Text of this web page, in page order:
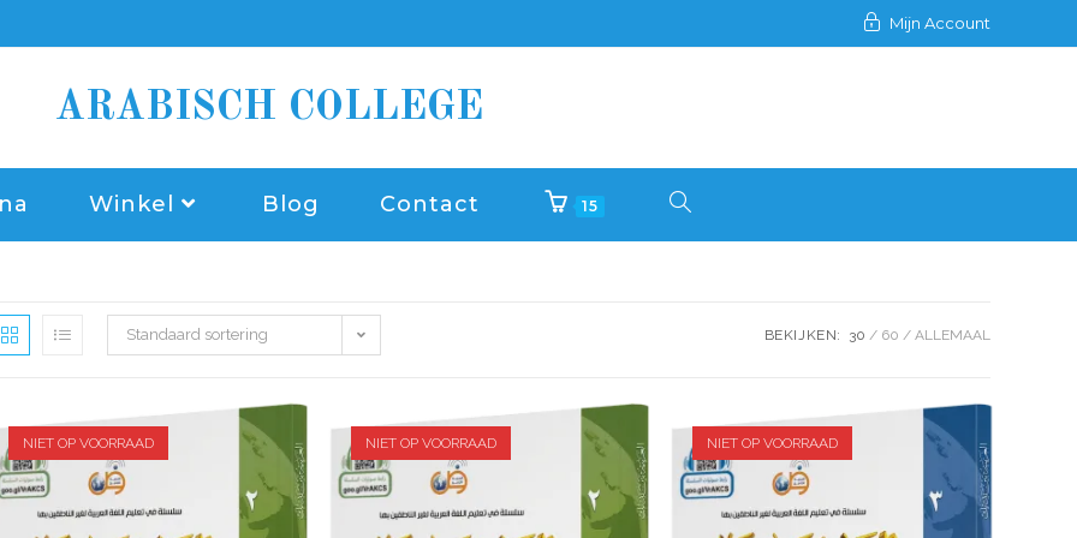
Mijn Account
ARABISCH COLLEGE
Winkel Blog Contact 15
Standaard sortering BEKIJKEN: 30 60 ALLEMAAL
NIET OP VOORRAAD NIET OP VOORRAAD NIET OP VOORRAAD